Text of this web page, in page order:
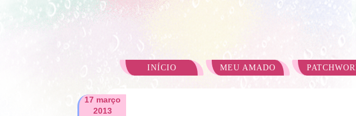
INÍCIO MEU AMADO
17 março
2013